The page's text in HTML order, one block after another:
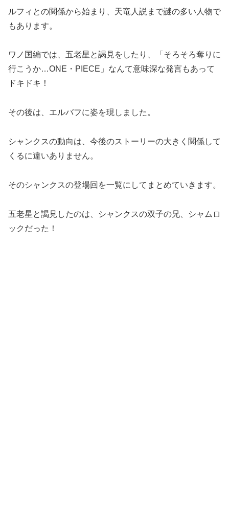
ルフィとの関係から始まり、 天竜人説まで謎の多い人物で
もあります。
ワノ国編では、五老星と謁見をしたり、「そろそろ奪りに
行こうか…ONE・PIECE」なんて意味深な発言もあって
ドキドキ！
その後は、エルバフに姿を現しました。
シャンクスの動向は、今後のストーリーの大きく関係して
くるに違いありません。
そのシャンクスの登場回を一覧にしてまとめていきます。
五老星と謁見したのは、シャンクスの双子の兄、シャムロ
ックだった！